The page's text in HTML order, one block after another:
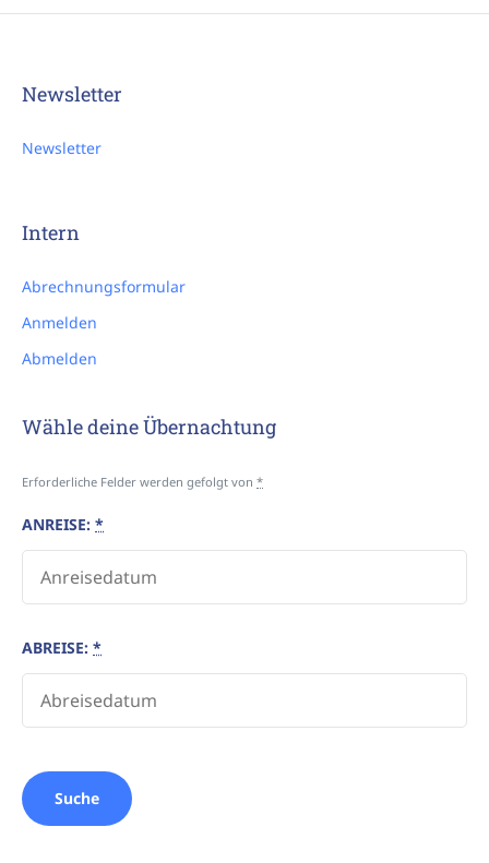
Newsletter
Newsletter
Intern
Abrechnungsformular
Anmelden
Abmelden
Wähle deine Übernachtung
Erforderliche Felder werden gefolgt von *
ANREISE: *
ABREISE: *